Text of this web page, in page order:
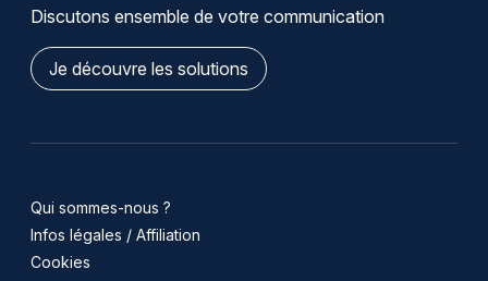
Discutons ensemble de votre communication
Je découvre les solutions
Qui sommes-nous ?
Infos légales / Affiliation
Cookies